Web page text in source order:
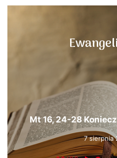
Mt 16, 24-28
7 sierpnia